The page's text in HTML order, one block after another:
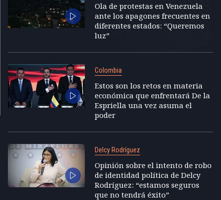
Ola de protestas en Venezuela
ante los apagones frecuentes en
diferentes estados: “Queremos
luz”
Colombia
Estos son los retos en materia
económica que enfrentará De la
Espriella una vez asuma el
poder
Delcy Rodríguez
Opinión sobre el intento de robo
de identidad política de Delcy
Rodríguez: “estamos seguros
que no tendrá éxito”